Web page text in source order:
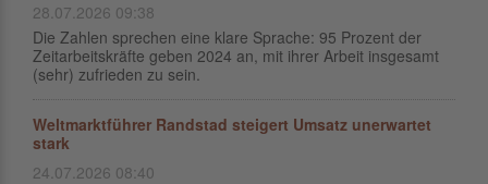
28.07.2026 09:38
Die Zahlen sprechen eine klare Sprache: 95 Prozent der
Zeitarbeitskräfte geben 2024 an, mit ihrer Arbeit insgesamt
(sehr) zufrieden zu sein.
Weltmarktführer Randstad steigert Umsatz unerwartet
stark
24.07.2026 08:40